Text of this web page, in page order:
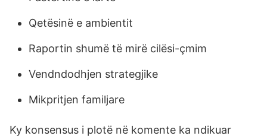
Qetësinë e ambientit
Raportin shumë të mirë cilësi-çmim
Vendndodhjen strategjike
Mikpritjen familjare
Ky konsensus i plotë në komente ka ndikuar